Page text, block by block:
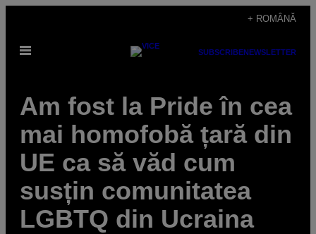
content
+ ROMÂNĂ
Open
SUBSCRIBENEWSLETTER
Am fost la Pride în cea
mai homofobă țară din
UE ca să văd cum
susțin comunitatea
LGBTQ din Ucraina